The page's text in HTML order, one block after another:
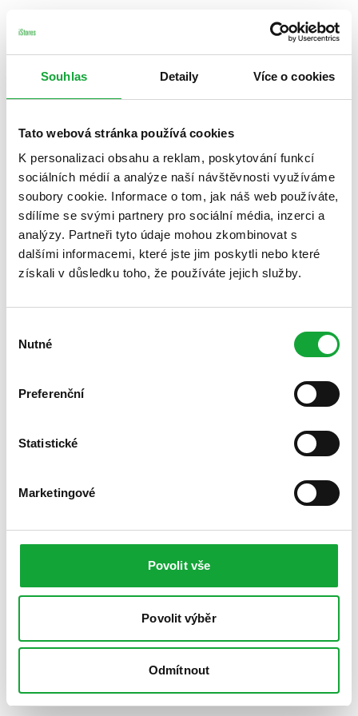
Souhlas Detaily Více o cookies
Tato webová stránka používá cookies
K personalizaci obsahu a reklam, poskytování funkcí
sociálních médií a analýze naší návštěvnosti využíváme
soubory cookie. Informace o tom, jak náš web používáte,
sdílíme se svými partnery pro sociální média, inzerci a
analýzy. Partneři tyto údaje mohou zkombinovat s
dalšími informacemi, které jste jim poskytli nebo které
získali v důsledku toho, že používáte jejich služby.
souhlasu
Nutné
Preferenční
Statistické
Marketingové
Povolit vše
Povolit výběr
Odmítnout